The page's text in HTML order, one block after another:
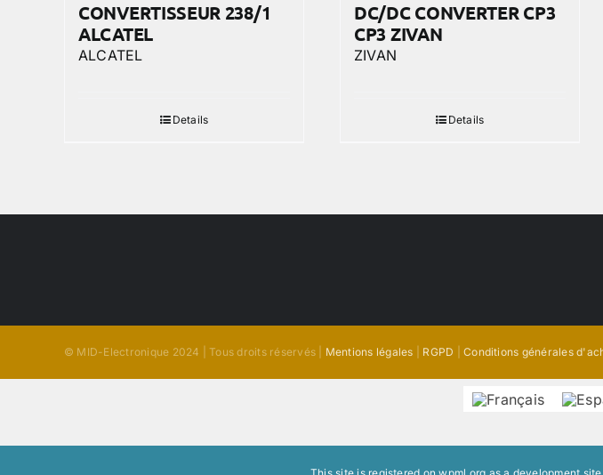
CONVERTISSEUR 238/1
ALCATEL
ALCATEL
Details
DC/DC CONVERTER CP3
CP3 ZIVAN
ZIVAN
Details
© MID-Electronique 2024 | Tous droits réservés | Mentions légales RGPD |Conditions générales